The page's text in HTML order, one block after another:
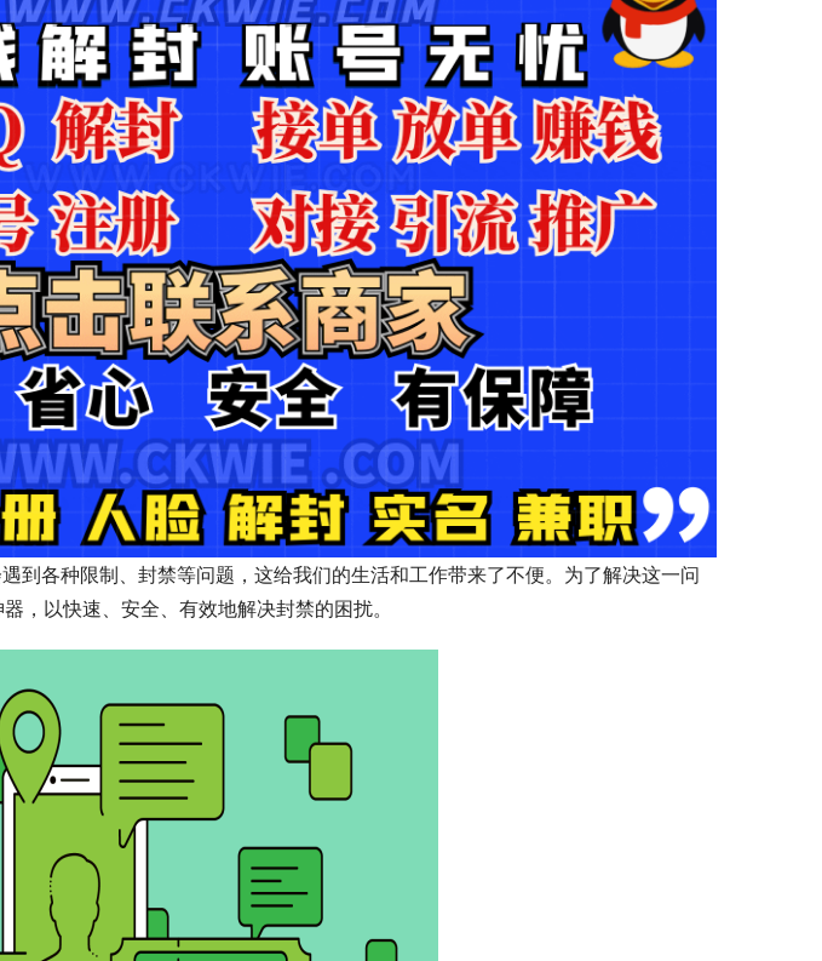
到各种限制、封禁等问题，这给我们的生活和工作带来了不便。为了解决这一问
，以快速、安全、有效地解决封禁的困扰。